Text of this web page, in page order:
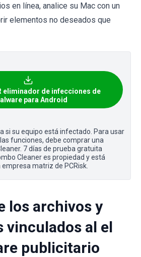
en línea, analice su Mac con un
elementos no deseados que
eliminador de infecciones de
para Android
si su equipo está infectado. Para usar
funciones, debe comprar una
7 días de prueba gratuita
Cleaner es propiedad y está
empresa matriz de PCRisk.
los archivos y
vinculados al el
publicitario